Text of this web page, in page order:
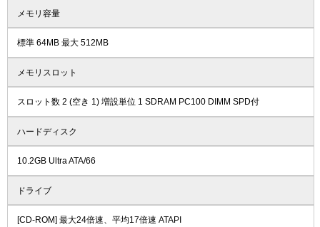
メモリ容量
標準 64MB 最大 512MB
メモリスロット
スロット数 2 (空き 1) 増設単位 1 SDRAM PC100 DIMM SPD付
ハードディスク
10.2GB Ultra ATA/66
ドライブ
[CD-ROM] 最大24倍速、平均17倍速 ATAPI